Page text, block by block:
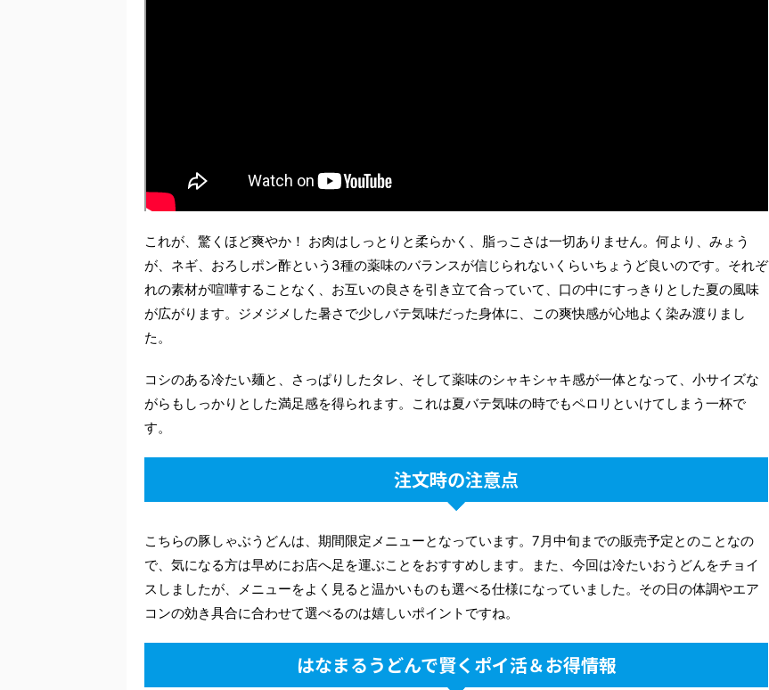
これが、驚くほど爽やか！ お肉はしっとりと柔らかく、脂っこさは一切ありません。何より、みょう
が、ネギ、おろしポン酢という3種の薬味のバランスが信じられないくらいちょうど良いのです。それぞ
れの素材が喧嘩することなく、お互いの良さを引き立て合っていて、口の中にすっきりとした夏の風味
が広がります。ジメジメした暑さで少しバテ気味だった身体に、この爽快感が心地よく染み渡りまし
た。
コシのある冷たい麺と、さっぱりしたタレ、そして薬味のシャキシャキ感が一体となって、小サイズな
がらもしっかりとした満足感を得られます。これは夏バテ気味の時でもペロリといけてしまう一杯で
す。
注文時の注意点
こちらの豚しゃぶうどんは、期間限定メニューとなっています。7月中旬までの販売予定とのことなの
で、気になる方は早めにお店へ足を運ぶことをおすすめします。また、今回は冷たいおうどんをチョイ
スしましたが、メニューをよく見ると温かいものも選べる仕様になっていました。その日の体調やエア
コンの効き具合に合わせて選べるのは嬉しいポイントですね。
はなまるうどんで賢くポイ活＆お得情報